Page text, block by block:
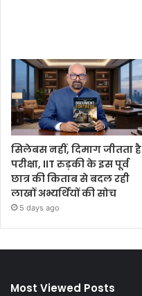
सिलेबस नहीं, दिमाग जीतता है
परीक्षा, IIT रुड़की के इस पूर्व
छात्र की किताब से बदल रही
लाखों अभ्यर्थियों की सोच
5 days ago
Most Viewed Posts